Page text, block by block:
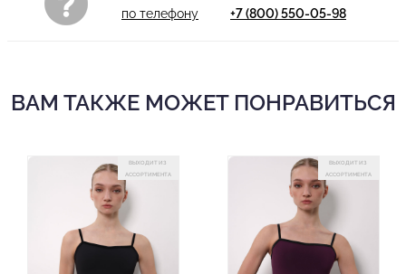
по телефону
+7 (800) 550-05-98
ВАМ ТАКЖЕ МОЖЕТ ПОНРАВИТЬСЯ
ВЫХОДИТ ИЗ
АССОРТИМЕНТА
ВЫХОДИТ ИЗ
АССОРТИМЕНТА